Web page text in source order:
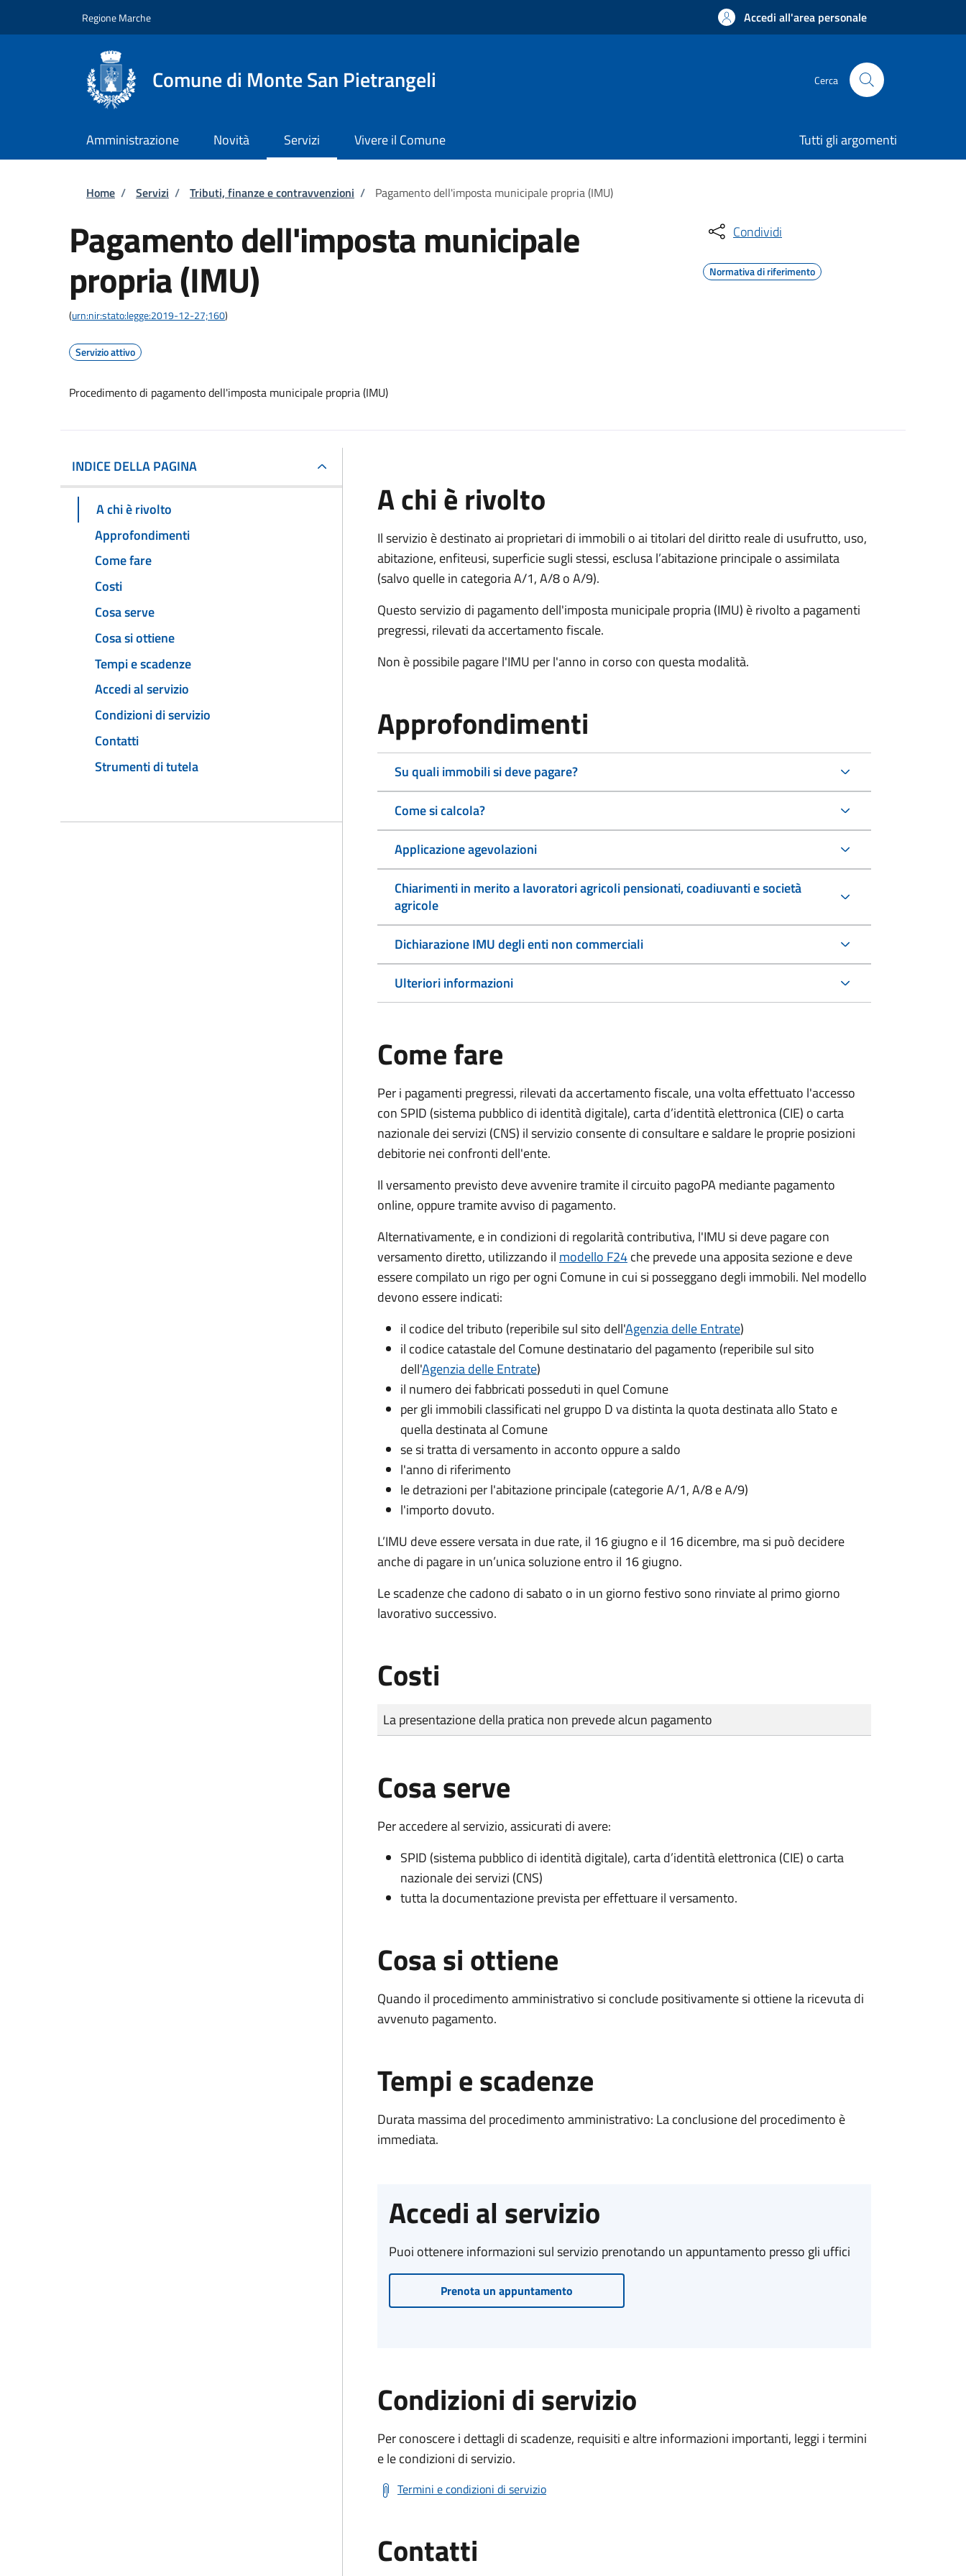
Regione Marche Accedi all'area personale
Comune di Monte San Pietrangeli Cerca
Amministrazione Novità Servizi Vivere il Comune Tutti gli argomenti
Briciole di pane
Home / Servizi / Tributi, finanze e contravvenzioni / Pagamento dell'imposta municipale propria (IMU)
Pagamento dell'imposta municipale
propria (IMU)
(urn:nir:stato:legge:2019-12-27;160)
Servizio attivo
Procedimento di pagamento dell'imposta municipale propria (IMU)
Condividi
Normativa di riferimento
INDICE DELLA PAGINA
A chi è rivolto
Approfondimenti
Come fare
Costi
Cosa serve
Cosa si ottiene
Tempi e scadenze
Accedi al servizio
Condizioni di servizio
Contatti
Strumenti di tutela
A chi è rivolto
Il servizio è destinato ai proprietari di immobili o ai titolari del diritto reale di usufrutto, uso,
abitazione, enfiteusi, superficie sugli stessi, esclusa l’abitazione principale o assimilata
(salvo quelle in categoria A/1, A/8 o A/9).
Questo servizio di pagamento dell'imposta municipale propria (IMU) è rivolto a pagamenti
pregressi, rilevati da accertamento fiscale.
Non è possibile pagare l'IMU per l'anno in corso con questa modalità.
Approfondimenti
Su quali immobili si deve pagare?
Come si calcola?
Applicazione agevolazioni
Chiarimenti in merito a lavoratori agricoli pensionati, coadiuvanti e società
agricole
Dichiarazione IMU degli enti non commerciali
Ulteriori informazioni
Come fare
Per i pagamenti pregressi, rilevati da accertamento fiscale, una volta effettuato l'accesso
con SPID (sistema pubblico di identità digitale), carta d’identità elettronica (CIE) o carta
nazionale dei servizi (CNS) il servizio consente di consultare e saldare le proprie posizioni
debitorie nei confronti dell'ente.
Il versamento previsto deve avvenire tramite il circuito pagoPA mediante pagamento
online, oppure tramite avviso di pagamento.
Alternativamente, e in condizioni di regolarità contributiva, l'IMU si deve pagarecon
versamento diretto, utilizzando il modello F24che prevede una apposita sezione e deve
essere compilato un rigo per ogni Comune in cui si posseggano degli immobili. Nel modello
devono essere indicati:
il codice del tributo (reperibile sul sito dell'Agenzia delle Entrate)
il codice catastale del Comunedestinatario del pagamento (reperibile sul sito
dell'Agenzia delle Entrate)
il numero dei fabbricati posseduti in quel Comune
per gli immobili classificati nel gruppo D va distinta la quota destinata allo Stato e
quella destinata al Comune
se si tratta di versamento in acconto oppure a saldo
l'anno di riferimento
le detrazioni per l'abitazione principale (categorie A/1, A/8 e A/9)
l'importo dovuto.
L’IMU deve essere versata in due rate, il 16 giugno e il 16 dicembre, ma si può decidere
anche di pagare in un’unica soluzione entro il 16 giugno.
Le scadenze che cadono di sabato o in un giorno festivo sono rinviate al primo giorno
lavorativo successivo.
Costi
Tipo di pagamento
Importo
La presentazione della pratica non prevede alcun pagamento
Cosa serve
Per accedere al servizio, assicurati di avere:
SPID (sistema pubblico di identità digitale), carta d’identità elettronica (CIE) o carta
nazionale dei servizi (CNS)
tutta la documentazione prevista per effettuare il versamento.
Cosa si ottiene
Quando il procedimento amministrativo si conclude positivamente si ottiene la ricevuta di
avvenuto pagamento.
Tempi e scadenze
Durata massima del procedimento amministrativo: La conclusione del procedimento è
immediata.
Accedi al servizio
Puoi ottenere informazioni sul servizio prenotando un appuntamento presso gli uffici
Prenota un appuntamento
Condizioni di servizio
Per conoscere i dettagli di scadenze, requisiti e altre informazioni importanti, leggi i termini
e le condizioni di servizio.
Termini e condizioni di servizio
Contatti